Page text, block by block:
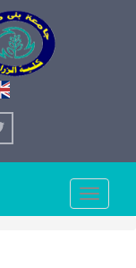
Toggle
navigation